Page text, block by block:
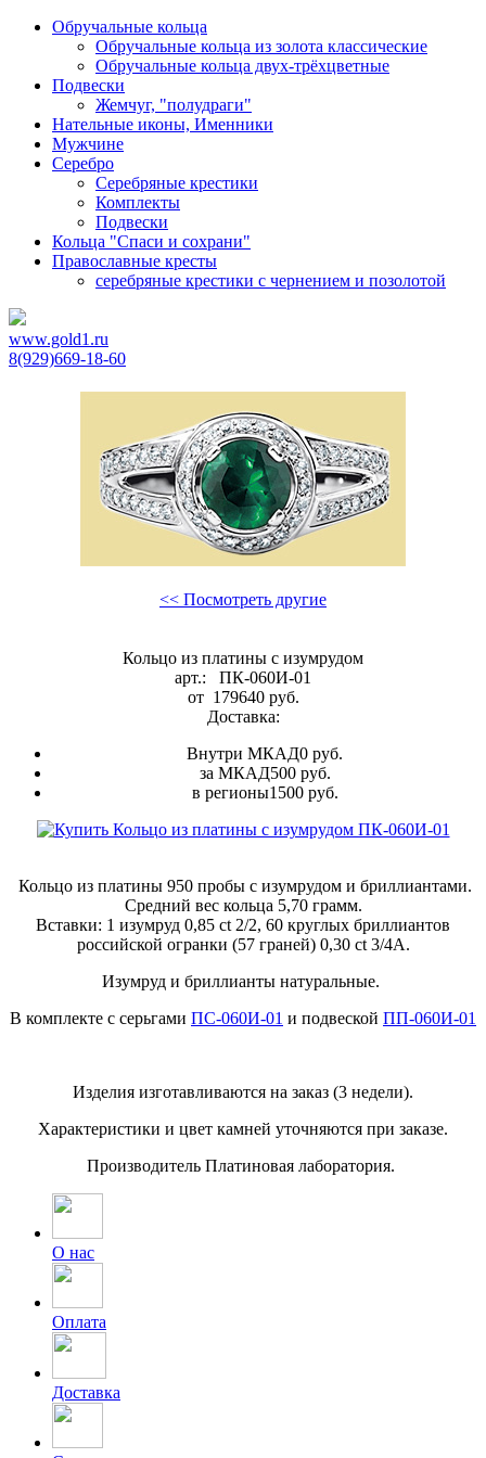
Обручальные кольца
Обручальные кольца из золота классические
Обручальные кольца двух-трёхцветные
Подвески
Жемчуг, "полудраги"
Нательные иконы, Именники
Мужчине
Серебро
Серебряные крестики
Комплекты
Подвески
Кольца "Спаси и сохрани"
Православные кресты
cеребряные крестики с чернением и позолотой
www.gold1.ru
8(929)669-18-60
<< Посмотреть другие
Кольцо из платины с изумрудом
арт.: ПК-060И-01
от 179640 руб.
Доставка:
Внутри МКАД0 руб.
за МКАД500 руб.
в регионы1500 руб.
Кольцо из платины 950 пробы с изумрудом и бриллиантами.
Средний вес кольца 5,70 грамм.
Вставки: 1 изумруд 0,85 ct 2/2, 60 круглых бриллиантов
российской огранки (57 граней) 0,30 ct 3/4А.
Изумруд и бриллианты натуральные.
В комплекте с серьгами ПС-060И-01 и подвеской ПП-060И-01
Изделия изготавливаются на заказ (3 недели).
Характеристики и цвет камней уточняются при заказе.
Производитель Платиновая лаборатория.
О нас
Оплата
Доставка